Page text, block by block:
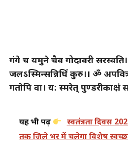
गंगे च यमुने चैव गोदावरी सरस्वति।
जलऽस्मिन्सन्निधिं कुरु।। ॐ
गतोपि वा। य: स्मरेत् पुण्डरीकाक्षं
यह भी पढ़ें
स्वतंत्रता दिवस
तक जिले भर में चलेगा विशेष